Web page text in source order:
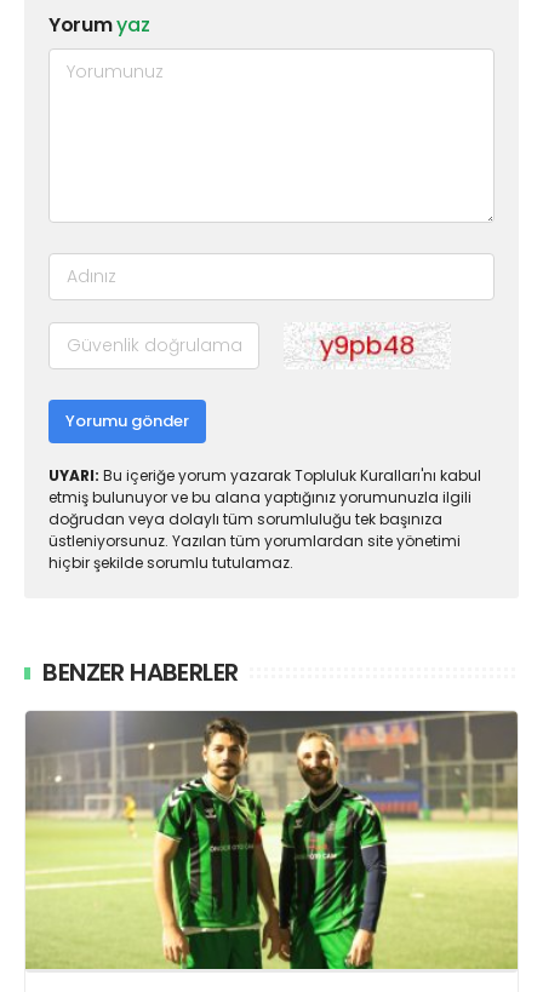
Yorumyaz
Yorumu gönder
UYARI: Bu içeriğe yorum yazarak Topluluk Kuralları'nı kabul
etmiş bulunuyor ve bu alana yaptığınız yorumunuzla ilgili
doğrudan veya dolaylı tüm sorumluluğu tek başınıza
üstleniyorsunuz. Yazılan tüm yorumlardan site yönetimi
hiçbir şekilde sorumlu tutulamaz.
BENZER HABERLER